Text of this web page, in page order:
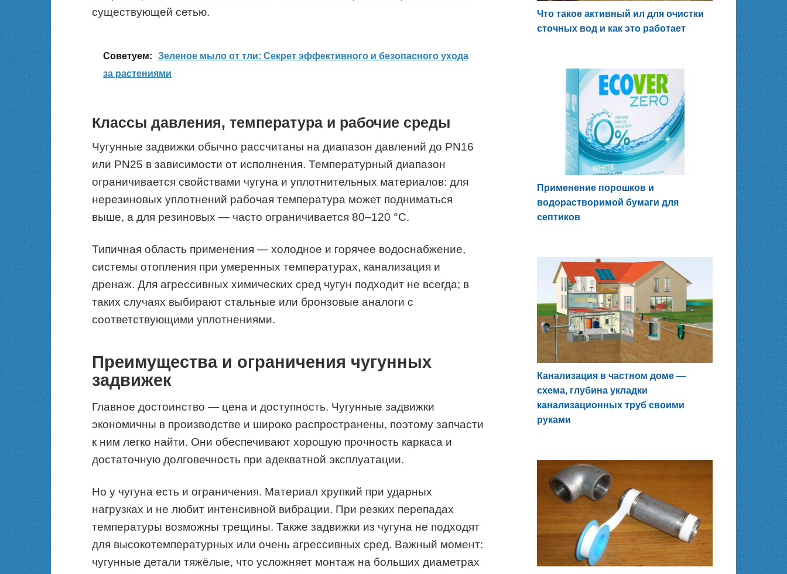
существующей сетью.
Cоветуем:
Зеленое мыло от тли: Секрет эффективного и безопасного ухода
за растениями
Классы давления, температура и рабочие среды
Чугунные задвижки обычно рассчитаны на диапазон давлений до PN16
или PN25 в зависимости от исполнения. Температурный диапазон
ограничивается свойствами чугуна и уплотнительных материалов: для
нерезиновых уплотнений рабочая температура может подниматься
выше, а для резиновых — часто ограничивается 80–120 °C.
Типичная область применения — холодное и горячее водоснабжение,
системы отопления при умеренных температурах, канализация и
дренаж. Для агрессивных химических сред чугун подходит не всегда; в
таких случаях выбирают стальные или бронзовые аналоги с
соответствующими уплотнениями.
Преимущества и ограничения чугунных
задвижек
Главное достоинство — цена и доступность. Чугунные задвижки
экономичны в производстве и широко распространены, поэтому запчасти
к ним легко найти. Они обеспечивают хорошую прочность каркаса и
достаточную долговечность при адекватной эксплуатации.
Но у чугуна есть и ограничения. Материал хрупкий при ударных
нагрузках и не любит интенсивной вибрации. При резких перепадах
температуры возможны трещины. Также задвижки из чугуна не подходят
для высокотемпературных или очень агрессивных сред. Важный момент:
чугунные детали тяжёлые, что усложняет монтаж на больших диаметрах
Что такое активный ил для очистки
сточных вод и как это работает
Применение порошков и
водорастворимой бумаги для
септиков
Канализация в частном доме —
схема, глубина укладки
канализационных труб своими
руками